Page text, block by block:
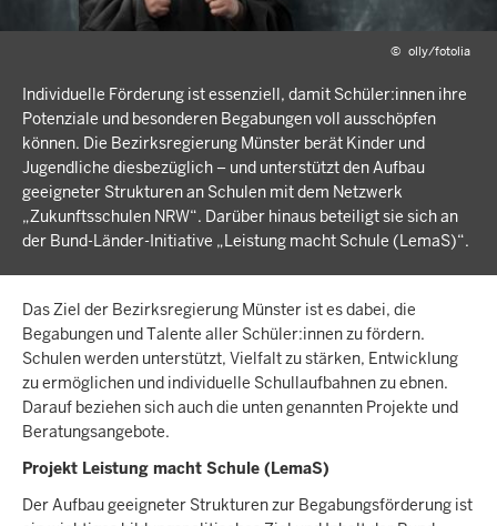
© olly/fotolia
Individuelle Förderung ist essenziell, damit Schüler:innen ihre
Potenziale und besonderen Begabungen voll ausschöpfen
können. Die Bezirksregierung Münster berät Kinder und
Jugendliche diesbezüglich – und unterstützt den Aufbau
geeigneter Strukturen an Schulen mit dem Netzwerk
„Zukunftsschulen NRW“. Darüber hinaus beteiligt sie sich an
der Bund-Länder-Initiative „Leistung macht Schule (LemaS)“.
Das Ziel der Bezirksregierung Münster ist es dabei, die
Begabungen und Talente aller Schüler:innen zu fördern.
Schulen werden unterstützt, Vielfalt zu stärken, Entwicklung
zu ermöglichen und individuelle Schullaufbahnen zu ebnen.
Darauf beziehen sich auch die unten genannten Projekte und
Beratungsangebote.
Projekt Leistung macht Schule (LemaS)
Der Aufbau geeigneter Strukturen zur Begabungsförderung ist